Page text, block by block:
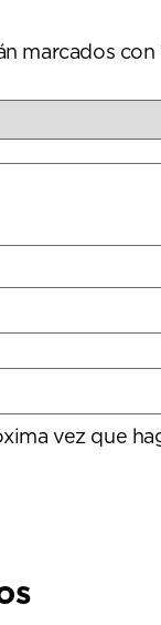
marcados con
vez que